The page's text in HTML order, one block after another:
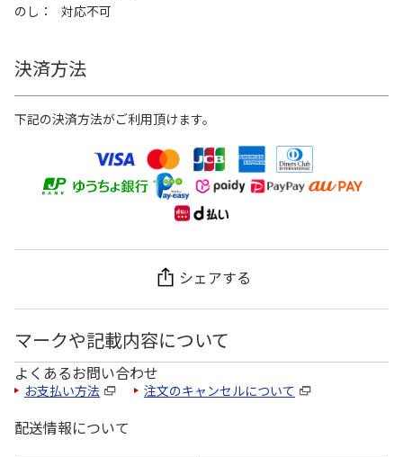
のし
対応不可
決済方法
下記の決済方法がご利用頂けます。
シェアする
マークや記載内容について
よくあるお問い合わせ
お支払い方法 注文のキャンセルについて
配送情報について